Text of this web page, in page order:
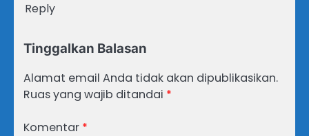
Reply
Tinggalkan Balasan
Alamat email Anda tidak akan dipublikasikan.
Ruas yang wajib ditandai *
Komentar *